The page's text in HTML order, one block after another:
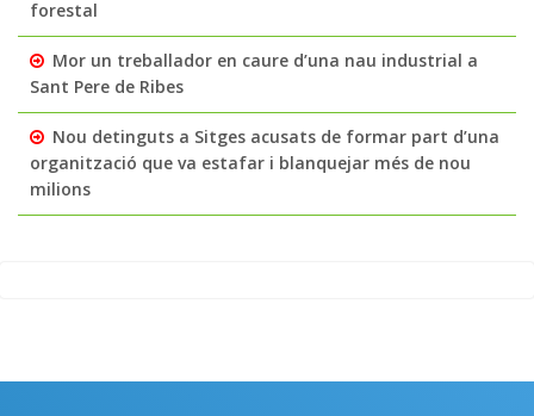
forestal
Mor un treballador en caure d’una nau industrial a
Sant Pere de Ribes
Nou detinguts a Sitges acusats de formar part d’una
organització que va estafar i blanquejar més de nou
milions